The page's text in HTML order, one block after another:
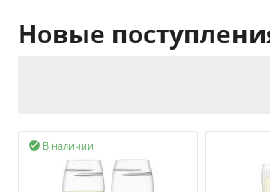
Новые
В наличии
